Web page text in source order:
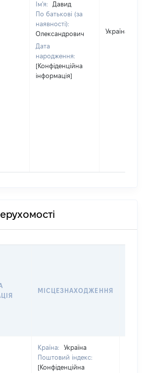
Ім'я:
Давид
По батькові (за
наявності):
Олександрович
Дата
народження:
[Конфіденційна
інформація]
Україна
МІСЦЕЗНАХОДЖЕННЯ
Країна:
Україна
Поштовий індекс:
[Конфіденційна